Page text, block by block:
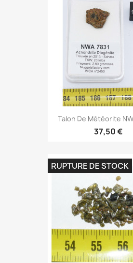
Talon De Météorite
37,50 €
RUPTURE DE STOCK